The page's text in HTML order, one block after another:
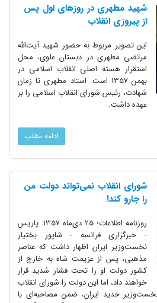
شهید مطهری در روزهای اول پس
از پیروزی انقلاب
این تصویر مربوط به حضور شهید آیت‌الله
مرتضی مطهری در دبستان علوی، محل
استقرار هسته اصلی انقلاب اسلامی در
بهمن 1357 است. استاد مطهری تا زمان
شهادت، رئیس شورای انقلاب اسلامی را بر
عهده داشت.
ادامه مطلب
شورای انقلاب نمی‌تواند دولت من
را جارو کند!
روزنامه اطلاعات؛ 25 دی‌ماه 1357: پاریس
- خبرگزاری فرانسه - شاپور بختیار
نخست‌وزیر ایران اظهار داشت که عناصر
مذهبی، پس از عزیمت شاه به خارج از
کشور دولت او را تحت فشار شدید قرار
خواهند داد، اما این دولت را شورای انقلاب
جدید ایران، ضمن مصاحبه‌ای با